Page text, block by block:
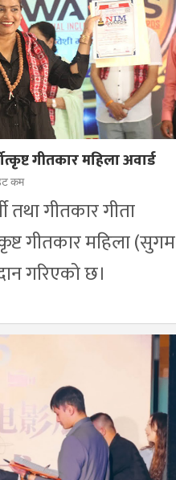
गीतकार महिला अवार्ड
कम
तथा गीतकार गीता
गीतकार महिला (सुगम
गरिएको छ।